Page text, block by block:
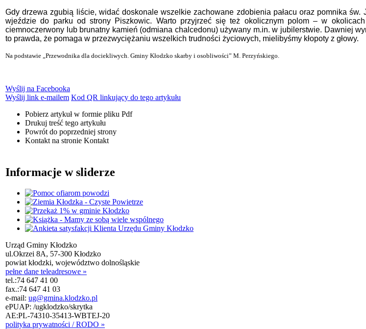
Gdy drzewa zgubią liście, widać doskonale wszelkie zachowane zdobienia pałacu oraz pomnika
wjeździe do parku od strony Piszkowic. Warto przyjrzeć się też okolicznym polom – w
ciemnoczerwony lub brunatny kamień (odmiana chalcedonu) używany m.in. w jubilerstwie. Dawniej
to prawda, że pomaga w przezwyciężaniu wszelkich trudności życiowych, mielibyśmy kłopoty z głowy.
Na podstawie „Przewodnika dla dociekliwych. Gminy Kłodzko skarby i osobliwości” M. Perzyńskiego.
Wyślij na Facebooka
Wyślij link e-mailem Kod QR linkujący do tego artykułu
Pobierz artykuł w formie pliku Pdf
Drukuj treść tego artykułu
Powrót do poprzedniej strony
Kontakt na stronie Kontakt
Informacje w sliderze
Urząd Gminy Kłodzko
ul.Okrzei 8A, 57-300 Kłodzko
powiat kłodzki, województwo dolnośląskie
pełne dane teleadresowe »
tel.:74 647 41 00
fax.:74 647 41 03
e-mail: ug@gmina.klodzko.pl
ePUAP: /ugklodzko/skrytka
AE:PL-74310-35413-WBTEJ-20
polityka prywatności / RODO »